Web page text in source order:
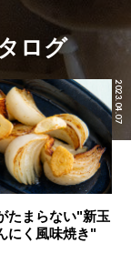
ログ
2023.04.07
たまらない"新玉
にく風味焼き"